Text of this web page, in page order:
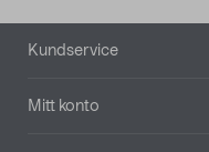
Sidfot
Kundservice
Mitt konto